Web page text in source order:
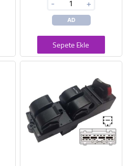
- +
AD
Sepete Ekle